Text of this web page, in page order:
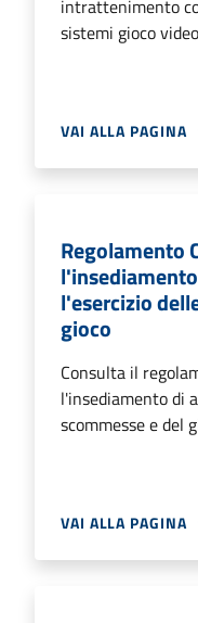
intrattenimento
sistemi gioco
VAI ALLA PAGINA
Regolamento
l'esercizio
gioco
Consulta il
l'insediamento di
scommesse e del
VAI ALLA PAGINA